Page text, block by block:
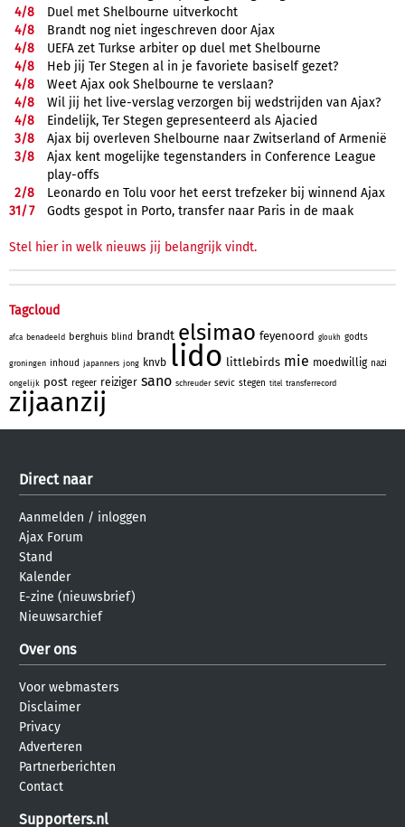
4/8
Duel met Shelbourne uitverkocht
4/8
Brandt nog niet ingeschreven door Ajax
4/8
UEFA zet Turkse arbiter op duel met Shelbourne
4/8
Heb jij Ter Stegen al in je favoriete basiself gezet?
4/8
Weet Ajax ook Shelbourne te verslaan?
4/8
Wil jij het live-verslag verzorgen bij wedstrijden van Ajax?
4/8
Eindelijk, Ter Stegen gepresenteerd als Ajacied
3/8
Ajax bij overleven Shelbourne naar Zwitserland of Armenië
3/8
Ajax kent mogelijke tegenstanders in Conference League
play-offs
2/8
Leonardo en Tolu voor het eerst trefzeker bij winnend Ajax
31/7 Godts gespot in Porto, transfer naar Paris in de maak
Stel hier in welk nieuws jij belangrijk vindt.
Tagcloud
afca benadeeld berghuis blind brandt elsimao feyenoord gloukh godts
groningen inhoud japanners jong knvb lido littlebirds mie moedwillig nazi
ongelijk post regeer reiziger sano schreuder sevic stegen titel transferrecord
zijaanzij
Direct naar
Aanmelden / inloggen
Ajax Forum
Stand
Kalender
E-zine (nieuwsbrief)
Nieuwsarchief
Over ons
Voor webmasters
Disclaimer
Privacy
Adverteren
Partnerberichten
Contact
Supporters.nl